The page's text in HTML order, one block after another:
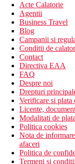
Acte Calatorie
Agentii
Business Travel
Blog
Campanii si
Conditii de
Contact
Directiva EAA
FAQ
Despre noi
Drepturi
Verificare si plata
Licente,
Modalitati de plata
Politica cookies
Nota de
afaceri
Politica de
Termeni si